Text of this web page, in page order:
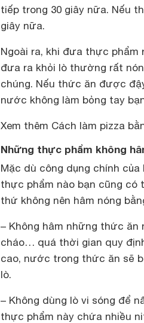
tiếp trong 30 giây nữa. Nếu
giây nữa.
Ngoài ra, khi đưa thực
đưa ra khỏi lò thường rất
chúng. Nếu thức ăn được
nước không làm bỏng tay
Xem thêm Cách làm pizza
Những thực phẩm không
Mặc dù công dụng chính
thực phẩm nào bạn cũng có
thứ không nên hâm nóng
– Không hâm những thức
cháo… quá thời gian quy
cao, nước trong thức ăn sẽ
lò.
– Không dùng lò vi sóng để
thực phẩm này chứa nhiều